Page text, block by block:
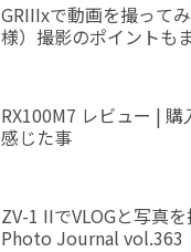
GRIIIxで動画を撮って
様）撮影のポイントも
RX100M7 レビュー |
感じた事
ZV-1 IIでVLOGと写真
Photo Journal vol.363